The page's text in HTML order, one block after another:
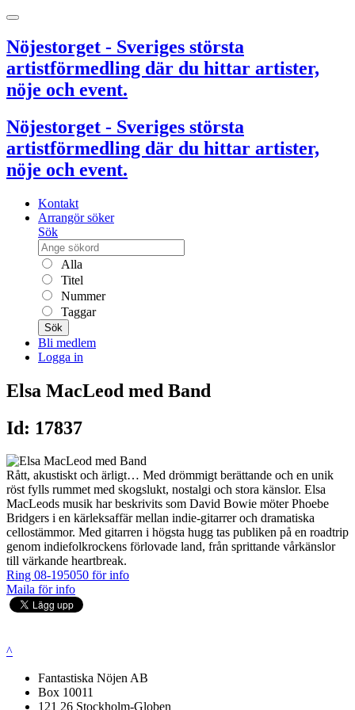
Nöjestorget - Sveriges största
artistförmedling där du hittar artister,
nöje och event.
Nöjestorget - Sveriges största
artistförmedling där du hittar artister,
nöje och event.
Kontakt
Arrangör söker
Sök
Alla
Titel
Nummer
Taggar
Sök
Bli medlem
Logga in
Elsa MacLeod med Band
Id: 17837
Rått, akustiskt och ärligt… Med drömmigt berättande och en unik
röst fylls rummet med skogslukt, nostalgi och stora känslor. Elsa
MacLeods musik har beskrivits som David Bowie möter Phoebe
Bridgers i en kärleksaffär mellan indie-gitarrer och dramatiska
cellostämmor. Med gitarren i högsta hugg tas publiken på en roadtrip
genom indiefolkrockens förlovade land, från sprittande vårkänslor
till värkande heartbreak.
Ring 08-195050 för info
Maila för info
^
Fantastiska Nöjen AB
Box 10011
121 26 Stockholm-Globen